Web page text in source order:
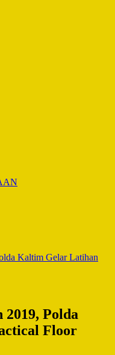
Kaltim Gelar Latihan
2019, Polda
Floor